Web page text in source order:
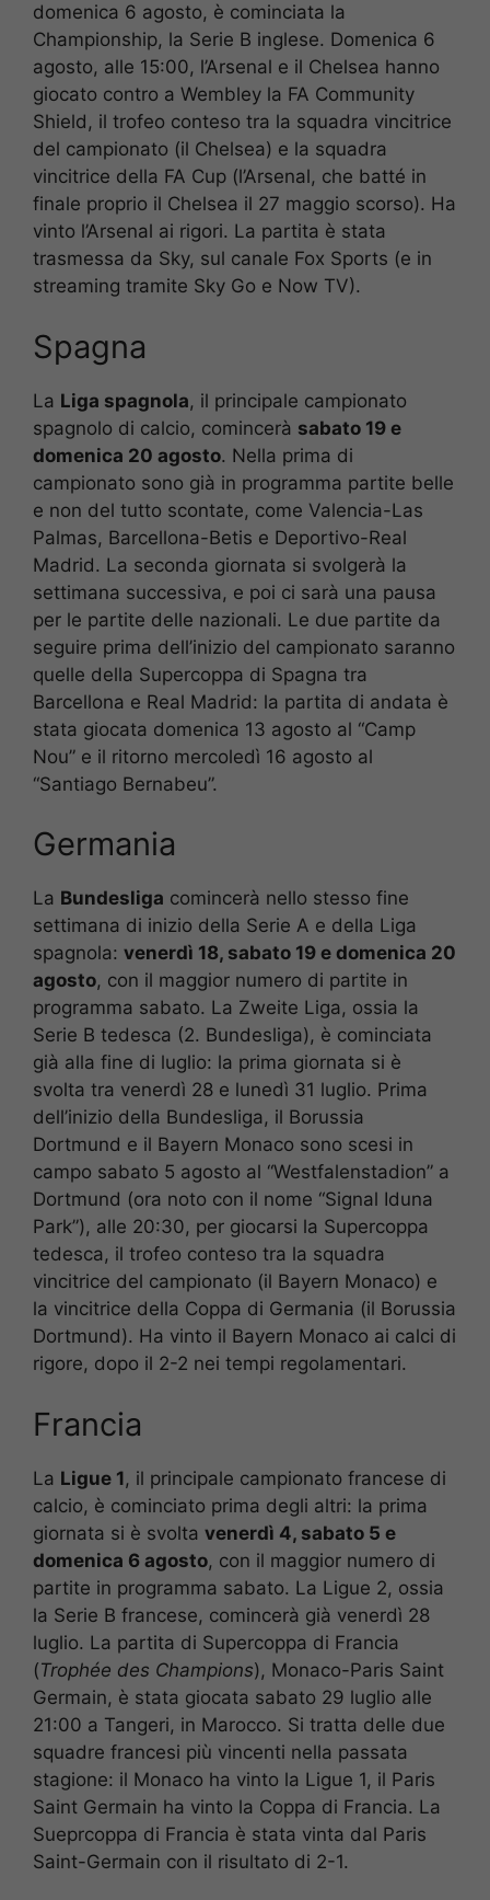
domenica 6 agosto, è cominciata la
Championship, la Serie B inglese. Domenica 6
agosto, alle 15:00, l’Arsenal e il Chelsea hanno
giocato contro a Wembley la FA Community
Shield, il trofeo conteso tra la squadra vincitrice
del campionato (il Chelsea) e la squadra
vincitrice della FA Cup (l’Arsenal, che batté in
finale proprio il Chelsea il 27 maggio scorso). Ha
vinto l’Arsenal ai rigori. La partita è stata
trasmessa da Sky, sul canale Fox Sports (e in
streaming tramite Sky Go e Now TV).
Spagna
La Liga spagnola, il principale campionato
spagnolo di calcio, comincerà sabato 19 e
domenica 20 agosto. Nella prima di
campionato sono già in programma partite belle
e non del tutto scontate, come Valencia-Las
Palmas, Barcellona-Betis e Deportivo-Real
Madrid. La seconda giornata si svolgerà la
settimana successiva, e poi ci sarà una pausa
per le partite delle nazionali. Le due partite da
seguire prima dell’inizio del campionato saranno
quelle della Supercoppa di Spagna tra
Barcellona e Real Madrid: la partita di andata è
stata giocata domenica 13 agosto al “Camp
Nou” e il ritorno mercoledì 16 agosto al
“Santiago Bernabeu”.
Germania
La Bundesliga comincerà nello stesso fine
settimana di inizio della Serie A e della Liga
spagnola: venerdì 18, sabato 19 e domenica 20
agosto, con il maggior numero di partite in
programma sabato. La Zweite Liga, ossia la
Serie B tedesca (2. Bundesliga), è cominciata
già alla fine di luglio: la prima giornata si è
svolta tra venerdì 28 e lunedì 31 luglio. Prima
dell’inizio della Bundesliga, il Borussia
Dortmund e il Bayern Monaco sono scesi in
campo sabato 5 agosto al “Westfalenstadion” a
Dortmund (ora noto con il nome “Signal Iduna
Park”), alle 20:30, per giocarsi la Supercoppa
tedesca, il trofeo conteso tra la squadra
vincitrice del campionato (il Bayern Monaco) e
la vincitrice della Coppa di Germania (il Borussia
Dortmund). Ha vinto il Bayern Monaco ai calci di
rigore, dopo il 2-2 nei tempi regolamentari.
Francia
La Ligue 1, il principale campionato francese di
calcio, è cominciato prima degli altri: la prima
giornata si è svolta venerdì 4, sabato 5 e
domenica 6 agosto, con il maggior numero di
partite in programma sabato. La Ligue 2, ossia
la Serie B francese, comincerà già venerdì 28
luglio. La partita di Supercoppa di Francia
(Trophée des Champions), Monaco-Paris Saint
Germain, è stata giocata sabato 29 luglio alle
21:00 a Tangeri, in Marocco. Si tratta delle due
squadre francesi più vincenti nella passata
stagione: il Monaco ha vinto la Ligue 1, il Paris
Saint Germain ha vinto la Coppa di Francia. La
Sueprcoppa di Francia è stata vinta dal Paris
Saint-Germain con il risultato di 2-1.